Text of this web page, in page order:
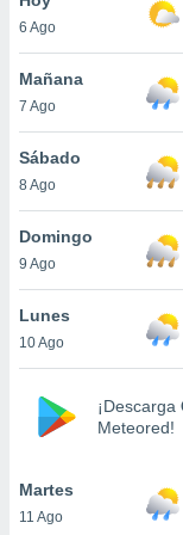
y
en
más
de
cookies
aceptar
6 Ago
Mañana
7 Ago
Sábado
8 Ago
Domingo
9 Ago
Lunes
10 Ago
¡Descarga
Meteored!
Martes
11 Ago